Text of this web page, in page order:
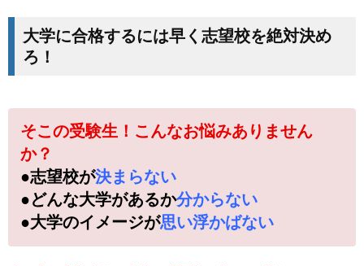
大学に合格するには早く志望校を絶対決め
ろ！
そこの受験生！こんなお悩みありません
か？
●志望校が決まらない
●どんな大学があるか分からない
●大学のイメージが思い浮かばない